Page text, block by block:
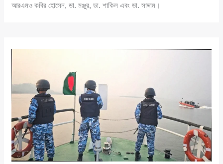
আরএমও কবির হোসেন, ডা. মঞ্জুর, ডা. শাকিল এবং ডা. সাদ্দাম।